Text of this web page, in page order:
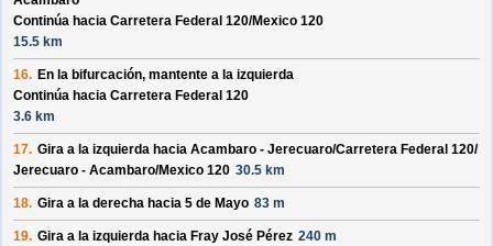
Continúa hacia Carretera Federal 120/Mexico 120
15.5 km
16. En la bifurcación, mantente a la izquierda
Continúa hacia Carretera Federal 120
3.6 km
17. Gira a la izquierda hacia Acambaro - Jerecuaro/Carretera Federal 120/
Jerecuaro - Acambaro/Mexico 120 30.5 km
18. Gira a la derecha hacia 5 de Mayo 83 m
19. Gira a la izquierda hacia Fray José Pérez 240 m